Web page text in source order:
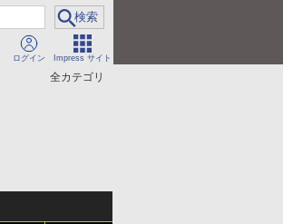
ログイン Impress サイト
全カテゴリ